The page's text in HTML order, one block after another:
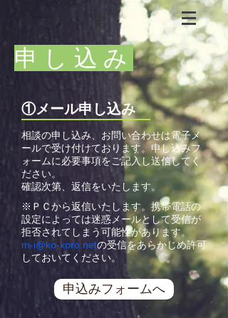
​申し込み
​①メール申し込み
​相談の申し込み、お問い合わせは電子メ
ールで受け付けております。申し込みフ
ォームに必要事項をご記入し送信してく
ださい。
確認次第、返信をいたします。
​※ＰＣから返信いたします。携帯電話の
設定によっては迷惑メールとして受信が
拒否されてしまう可能性があります。
m-i@ko-koro.netの受信をあらかじめ許可
しておいてください。
申込みフォームへ